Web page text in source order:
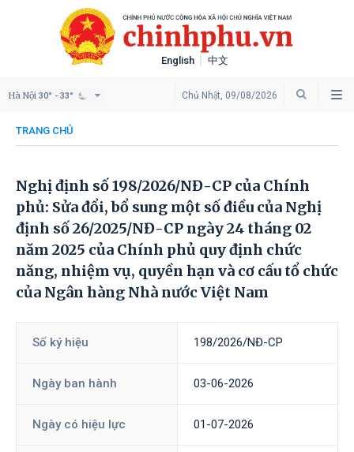
English 中文
Chủ Nhật, 09/08/2026
Hà Nội 30° - 33°
TRANG CHỦ
Nghị định số 198/2026/NĐ-CP của Chính
phủ: Sửa đổi, bổ sung một số điều của Nghị
định số 26/2025/NĐ-CP ngày 24 tháng 02
năm 2025 của Chính phủ quy định chức
năng, nhiệm vụ, quyền hạn và cơ cấu tổ chức
của Ngân hàng Nhà nước Việt Nam
Số ký hiệu 198/2026/NĐ-CP
Ngày ban hành 03-06-2026
Ngày có hiệu lực 01-07-2026